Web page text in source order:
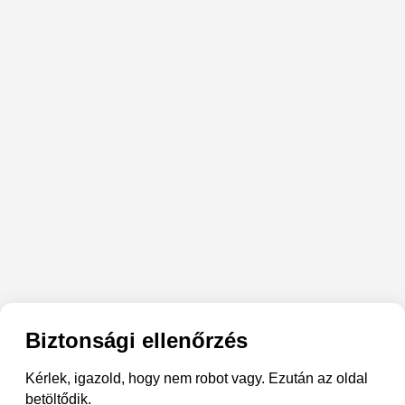
Biztonsági ellenőrzés
Kérlek, igazold, hogy nem robot vagy. Ezután az oldal
betöltődik.